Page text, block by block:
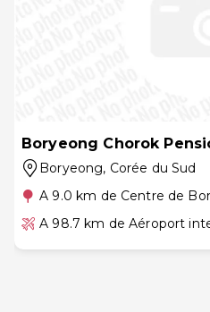
Boryeong Chorok
Boryeong, Corée du Sud
A 9.0 km de Centre de
A 98.7 km de Aéroport